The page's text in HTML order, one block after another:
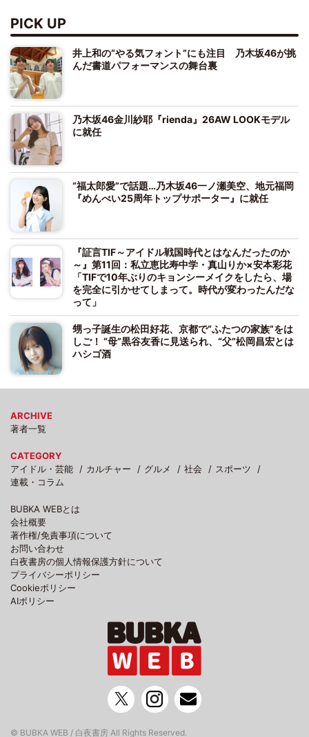
PICK UP
井上和の“やる気フォント”にも注目 乃木坂46が挑
んだ書道パフォーマンスの舞台裏
乃木坂46金川紗耶『rienda』26AW LOOKモデル
に就任
“福太郎愛”で話題…乃木坂46一ノ瀬美空、地元福岡
『めんべい25周年トップサポーター』に就任
『証言TIF～アイドル戦国時代とはなんだったのか
～』第11回：私立恵比寿中学・真山りか×安本彩花
「TIFで10年ぶりのキョンシーメイクをしたら、場
を完全に引かせてしまって。時代が変わったんだな
って」
甥っ子誕生の松田好花、京都で“ふたつの家族”をは
しご！ “母”黒谷友香に見送られ、“父”松岡昌宏とは
ハシゴ酒
ARCHIVE
著者一覧
CATEGORY
アイドル・芸能
カルチャー グルメ 社会
スポーツ
連載・コラム
BUBKA WEBとは
会社概要
著作権/免責事項について
お問い合わせ
白夜書房の個人情報保護方針について
プライバシーポリシー
Cookieポリシー
AIポリシー
© BUBKA WEB / 白夜書房 All Rights Reserved.